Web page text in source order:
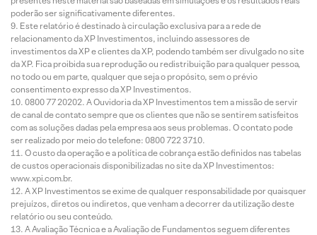
poderão ser significativamente diferentes.
Este relatório é destinado à circulação exclusiva para a rede de
relacionamento da XP Investimentos, incluindo assessores de
investimentos da XP e clientes da XP, podendo também ser divulgado no site
da XP. Fica proibida sua reprodução ou redistribuição para qualquer pessoa,
no todo ou em parte, qualquer que seja o propósito, sem o prévio
consentimento expresso da XP Investimentos.
0800 77 20202. A Ouvidoria da XP Investimentos tem a missão de servir
de canal de contato sempre que os clientes que não se sentirem satisfeitos
com as soluções dadas pela empresa aos seus problemas. O contato pode
ser realizado por meio do telefone: 0800 722 3710.
O custo da operação e a política de cobrança estão definidos nas tabelas
de custos operacionais disponibilizadas no site da XP Investimentos:
www.xpi.com.br.
A XP Investimentos se exime de qualquer responsabilidade por quaisquer
prejuízos, diretos ou indiretos, que venham a decorrer da utilização deste
relatório ou seu conteúdo.
A Avaliação Técnica e a Avaliação de Fundamentos seguem diferentes